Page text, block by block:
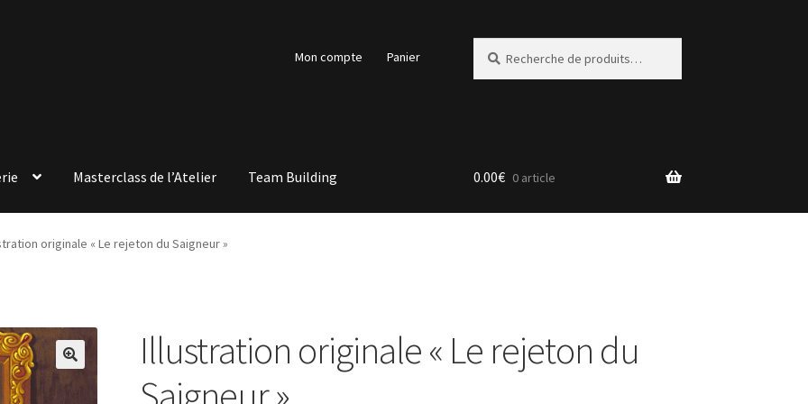
Mon compte Panier
pour :
Masterclass de l’Atelier Team Building 0.00€ 0 article
originale « Le rejeton du Saigneur »
Illustration originale « Le rejeton du